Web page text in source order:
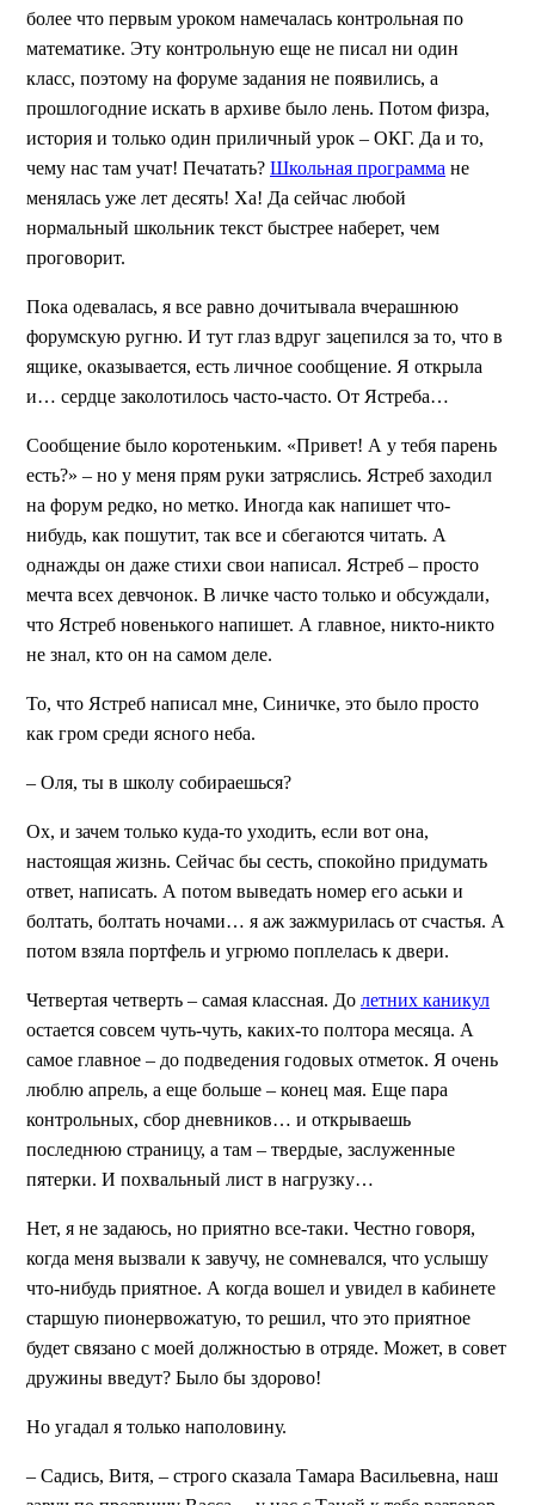
более что первым уроком намечалась контрольная по
математике. Эту контрольную еще не писал ни один
класс, поэтому на форуме задания не появились, а
прошлогодние искать в архиве было лень. Потом физра,
история и только один приличный урок – ОКГ. Да и то,
чему нас там учат! Печатать? Школьная программа не
менялась уже лет десять! Ха! Да сейчас любой
нормальный школьник текст быстрее наберет, чем
проговорит.
Пока одевалась, я все равно дочитывала вчерашнюю
форумскую ругню. И тут глаз вдруг зацепился за то, что в
ящике, оказывается, есть личное сообщение. Я открыла
и… сердце заколотилось часто-часто. От Ястреба…
Сообщение было коротеньким. «Привет! А у тебя парень
есть?» – но у меня прям руки затряслись. Ястреб заходил
на форум редко, но метко. Иногда как напишет что-
нибудь, как пошутит, так все и сбегаются читать. А
однажды он даже стихи свои написал. Ястреб – просто
мечта всех девчонок. В личке часто только и обсуждали,
что Ястреб новенького напишет. А главное, никто-никто
не знал, кто он на самом деле.
То, что Ястреб написал мне, Синичке, это было просто
как гром среди ясного неба.
– Оля, ты в школу собираешься?
Ох, и зачем только куда-то уходить, если вот она,
настоящая жизнь. Сейчас бы сесть, спокойно придумать
ответ, написать. А потом выведать номер его аськи и
болтать, болтать ночами… я аж зажмурилась от счастья. А
потом взяла портфель и угрюмо поплелась к двери.
Четвертая четверть – самая классная. До летних каникул
остается совсем чуть-чуть, каких-то полтора месяца. А
самое главное – до подведения годовых отметок. Я очень
люблю апрель, а еще больше – конец мая. Еще пара
контрольных, сбор дневников… и открываешь
последнюю страницу, а там – твердые, заслуженные
пятерки. И похвальный лист в нагрузку…
Нет, я не задаюсь, но приятно все-таки. Честно говоря,
когда меня вызвали к завучу, не сомневался, что услышу
что-нибудь приятное. А когда вошел и увидел в кабинете
старшую пионервожатую, то решил, что это приятное
будет связано с моей должностью в отряде. Может, в совет
дружины введут? Было бы здорово!
Но угадал я только наполовину.
– Садись, Витя, – строго сказала Тамара Васильевна, наш